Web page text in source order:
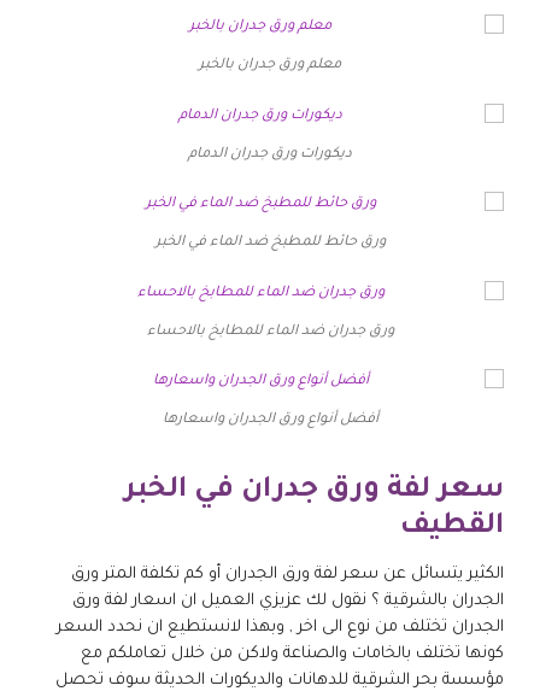
معلم ورق جدران بالخبر
ديكورات ورق جدران الدمام
ورق حائط للمطبخ ضد الماء في الخبر
ورق جدران ضد الماء للمطابخ بالاحساء
أفضل أنواع ورق الجدران واسعارها
سعر لفة ورق جدران في الخبر
القطيف
الكثير يتسائل عن سعر لفة ورق الجدران أو كم تكلفة المتر ورق
الجدران بالشرقية ؟ نقول لك عزيزي العميل ان اسعار لفة ورق
الجدران تختلف من نوع الى اخر , وبهذا لانستطيع ان نحدد السعر
كونها تختلف بالخامات والصناعة ولاكن من خلال تعاملكم مع
مؤسسة بحر الشرقية للدهانات والديكورات الحديثة سوف تحصل